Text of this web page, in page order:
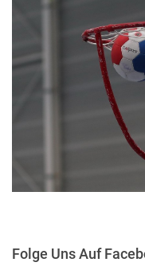
Folge Uns Auf